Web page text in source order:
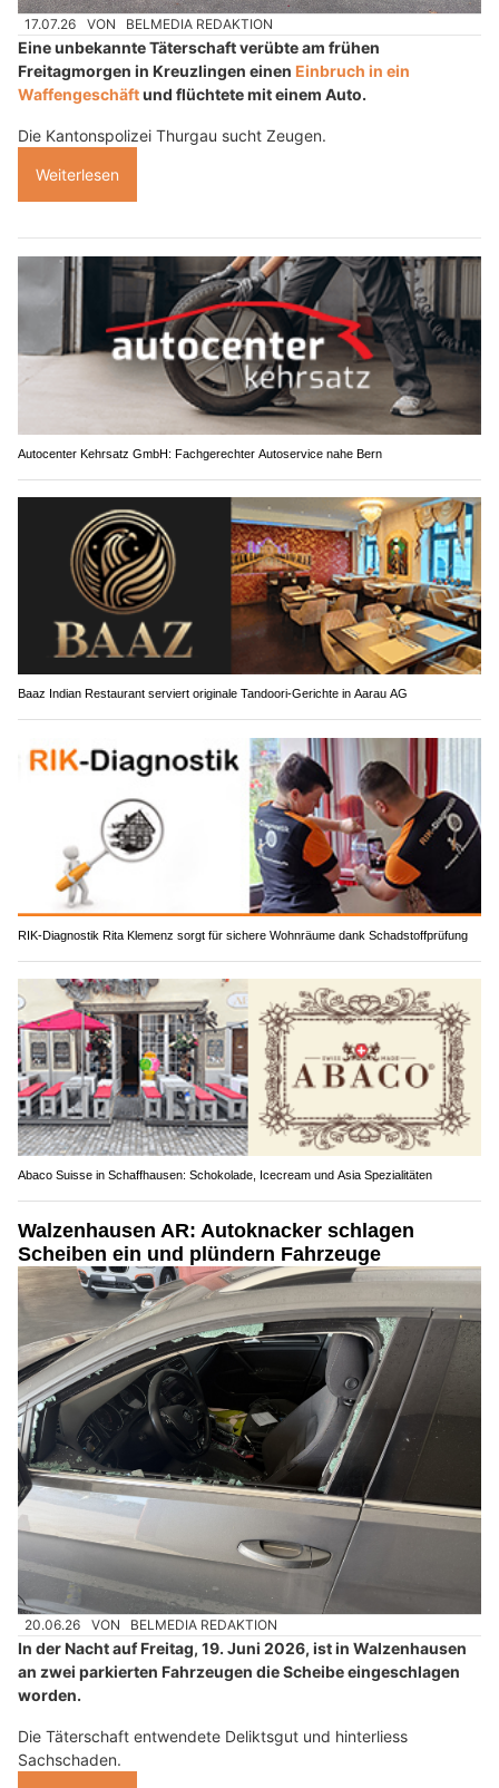
17.07.26 VON BELMEDIA REDAKTION
Eine unbekannte Täterschaft verübte am frühen
Freitagmorgen in Kreuzlingen einen Einbruch in ein
Waffengeschäftund flüchtete mit einem Auto.
Die Kantonspolizei Thurgau sucht Zeugen.
Weiterlesen
Autocenter Kehrsatz GmbH: Fachgerechter Autoservice nahe Bern
Baaz Indian Restaurant serviert originale Tandoori-Gerichte in Aarau AG
RIK-Diagnostik Rita Klemenz sorgt für sichere Wohnräume dank Schadstoffprüfung
Abaco Suisse in Schaffhausen: Schokolade, Icecream und Asia Spezialitäten
Walzenhausen AR: Autoknacker schlagen
Scheiben ein und plündern Fahrzeuge
20.06.26 VON BELMEDIA REDAKTION
In der Nacht auf Freitag, 19. Juni 2026, ist in Walzenhausen
an zwei parkierten Fahrzeugen die Scheibe eingeschlagen
worden.
Die Täterschaft entwendete Deliktsgut und hinterliess
Sachschaden.